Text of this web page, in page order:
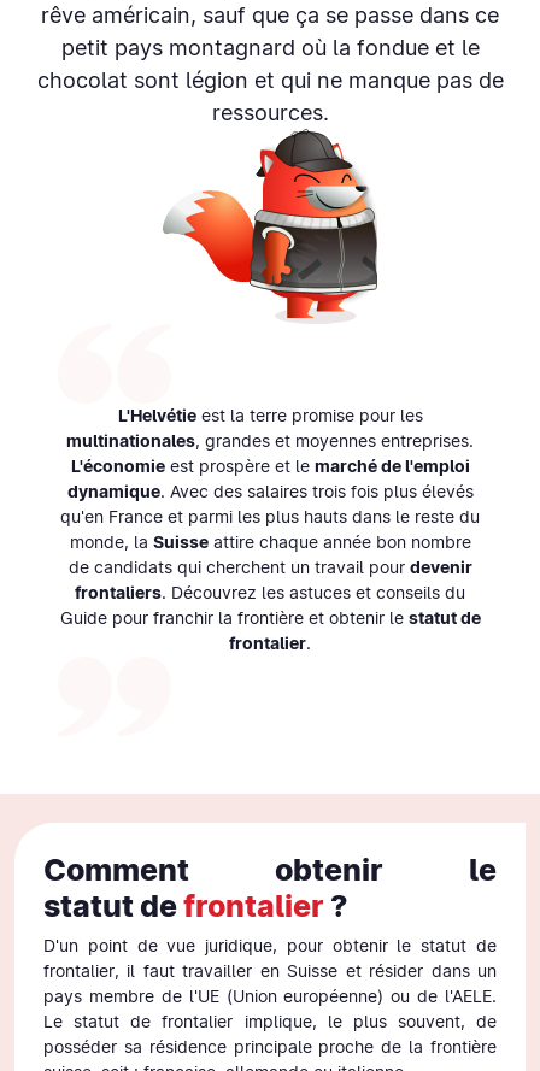
rêve américain, sauf que ça se passe dans ce
petit pays montagnard où la fondue et le
chocolat sont légion et qui ne manque pas de
ressources.
L'Helvétieest la terre promise pour les
multinationales, grandes et moyennes entreprises.
L'économieest prospère et le marché de l'emploi
dynamique. Avec des salaires trois fois plus élevés
qu'en France et parmi les plus hauts dans le reste du
monde, la Suisseattire chaque année bon nombre
de candidats qui cherchent un travail pour devenir
frontaliers. Découvrez les astuces et conseils du
Guide pour franchir la frontière et obtenir le statut de
frontalier.
Comment obtenir le
statut defrontalier ?
D'un point de vue juridique, pour obtenir le statut de
frontalier, il faut travailler en Suisse et résider dans un
pays membre de l'UE (Union européenne) ou de l'AELE.
Le statut de frontalier implique, le plus souvent, de
posséder sa résidence principale proche de la frontière